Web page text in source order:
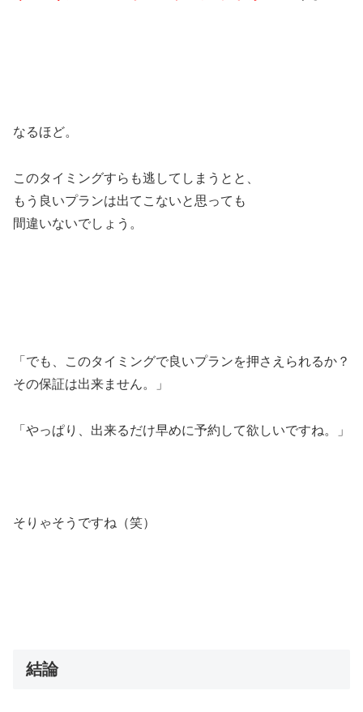
なるほど。
このタイミングすらも逃してしまうとと、
もう良いプランは出てこないと思っても
間違いないでしょう。
「でも、このタイミングで良いプランを押さえられるか？
その保証は出来ません。」
「やっぱり、出来るだけ早めに予約して欲しいですね。」
そりゃそうですね（笑）
結論